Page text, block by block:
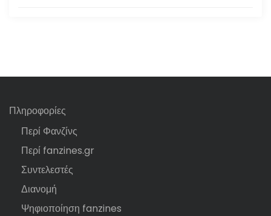
Πληροφορίες
Περί Φανζίνς
Περί fanzines.gr
Συντελεστές
Διανομή
Ψηφιοποίηση fanzines